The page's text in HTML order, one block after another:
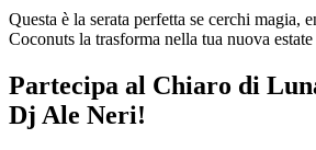
Questa è la serata perfetta se cerchi magia,
Coconuts la trasforma nella tua nuova
Partecipa al Chiaro di
Dj Ale Neri!